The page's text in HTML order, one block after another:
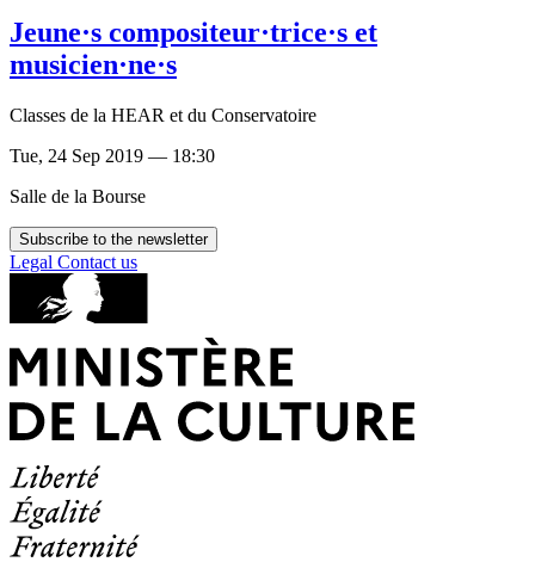
Jeune·s compositeur·trice·s et
musicien·ne·s
Classes de la HEAR et du Conservatoire
Tue, 24 Sep 2019 — 18:30
Salle de la Bourse
Subscribe to the newsletter
Legal Contact us